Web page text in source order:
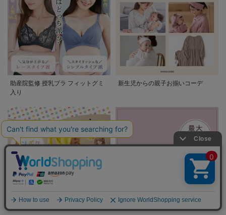
助産院監修 授乳ブラ フィットグミ
入り
新生児からの親子お揃いコーデ